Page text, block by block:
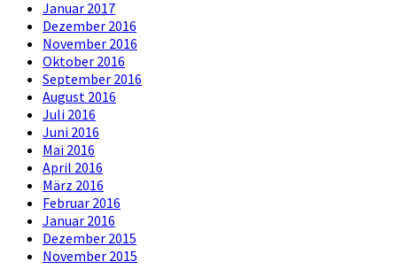
Januar 2017
Dezember 2016
November 2016
Oktober 2016
September 2016
August 2016
Juli 2016
Juni 2016
Mai 2016
April 2016
März 2016
Februar 2016
Januar 2016
Dezember 2015
November 2015